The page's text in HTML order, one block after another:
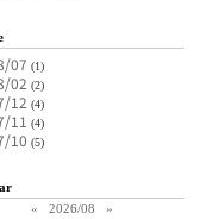
07 (1)
02 (2)
12 (4)
11 (4)
10 (5)
«
2026/08 »